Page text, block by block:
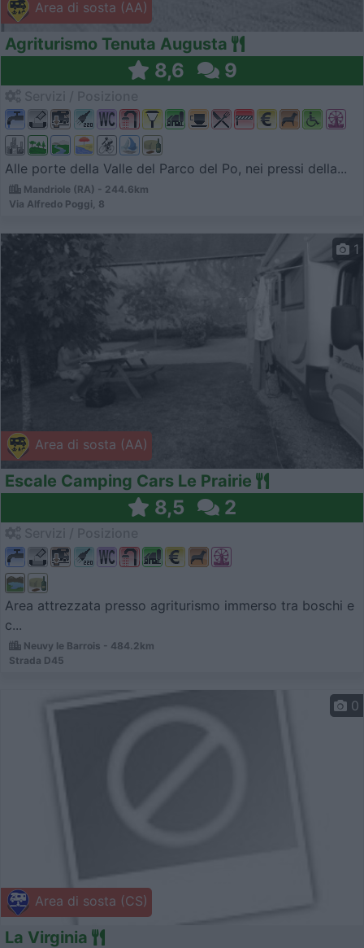
Area di sosta (AA)
Agriturismo Tenuta Augusta
8,6 9
Alle porte della Valle del Parco del Po, nei pressi della...
Mandriole (RA) - 244.6km
Via Alfredo Poggi, 8
Area di sosta (AA)
1
Escale Camping Cars Le Prairie
8,5 2
Area attrezzata presso agriturismo immerso tra boschi e
c...
Neuvy le Barrois - 484.2km
Strada D45
Area di sosta (CS)
0
La Virginia